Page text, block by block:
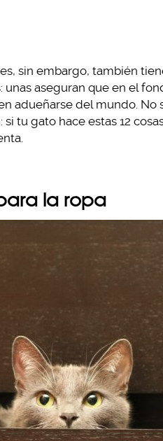
sin embargo, también
aseguran que en el
adueñarse del mundo. No
tu gato hace estas 12
la ropa